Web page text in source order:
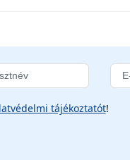
tájékoztatót!